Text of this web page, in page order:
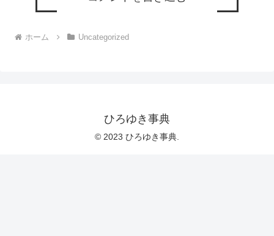
ホーム Uncategorized
ひろゆき事典
© 2023 ひろゆき事典.